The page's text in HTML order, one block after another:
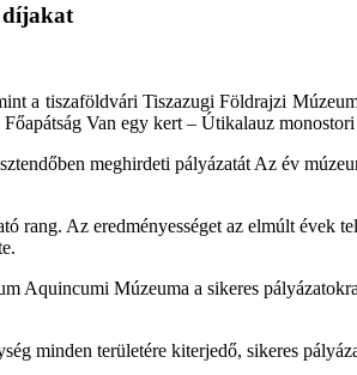
díjakat
a tiszaföldvári Tiszazugi Földrajzi
Van egy kert – Útikalauz
meghirdeti pályázatát Az év
rang. Az eredményességet az elmúlt évek
Aquincumi Múzeuma a sikeres
minden területére kiterjedő, sikeres